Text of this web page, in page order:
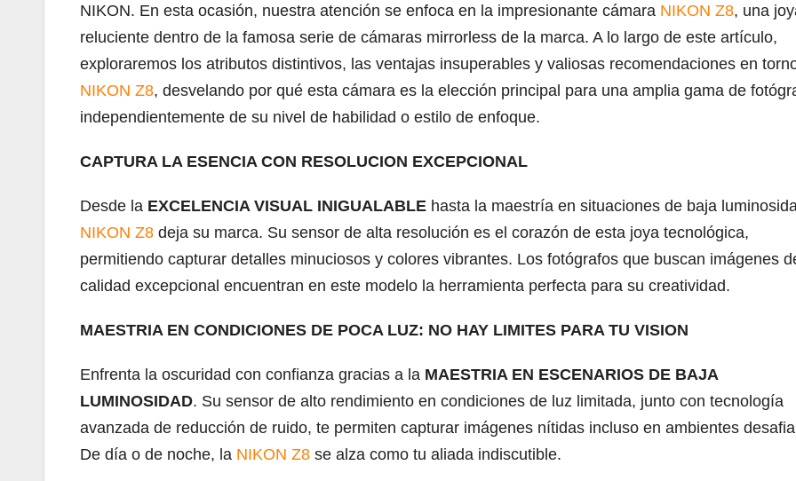
NIKON. En esta ocasión, nuestra atención se enfoca en la impresionante cámara NIKON Z8, una
reluciente dentro de la famosa serie de cámaras mirrorless de la marca. A lo largo de este artículo,
exploraremos los atributos distintivos, las ventajas insuperables y valiosas recomendaciones en
NIKON Z8, desvelando por qué esta cámara es la elección principal para una amplia gama de
independientemente de su nivel de habilidad o estilo de enfoque.
CAPTURA LA ESENCIA CON RESOLUCION EXCEPCIONAL
Desde la EXCELENCIA VISUAL INIGUALABLE hasta la maestría en situaciones de baja
NIKON Z8 deja su marca. Su sensor de alta resolución es el corazón de esta joya tecnológica,
permitiendo capturar detalles minuciosos y colores vibrantes. Los fotógrafos que buscan imágenes
calidad excepcional encuentran en este modelo la herramienta perfecta para su creatividad.
MAESTRIA EN CONDICIONES DE POCA LUZ: NO HAY LIMITES PARA TU VISION
Enfrenta la oscuridad con confianza gracias a la MAESTRIA EN ESCENARIOS DE BAJA
LUMINOSIDAD. Su sensor de alto rendimiento en condiciones de luz limitada, junto con tecnología
avanzada de reducción de ruido, te permiten capturar imágenes nítidas incluso en ambientes
De día o de noche, la NIKON Z8 se alza como tu aliada indiscutible.